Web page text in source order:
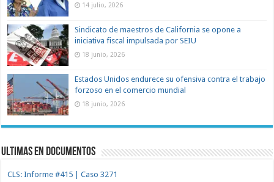
14 julio, 2026
Sindicato de maestros de California se opone a
iniciativa fiscal impulsada por SEIU
18 junio, 2026
Estados Unidos endurece su ofensiva contra el trabajo
forzoso en el comercio mundial
18 junio, 2026
Ultimas en documentos
CLS: Informe #415 | Caso 3271